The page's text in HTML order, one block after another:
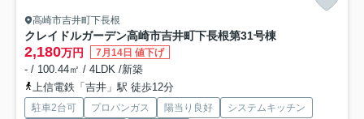
高崎市吉井町下長根
クレイドルガーデン高崎市吉井町下長根第31号棟
2,180万円 7月14日 値下げ
- / 100.44㎡ / 4LDK /新築
上信電鉄「吉井」駅 徒歩12分
駐車2台可 プロパンガス 陽当り良好
システムキッチン